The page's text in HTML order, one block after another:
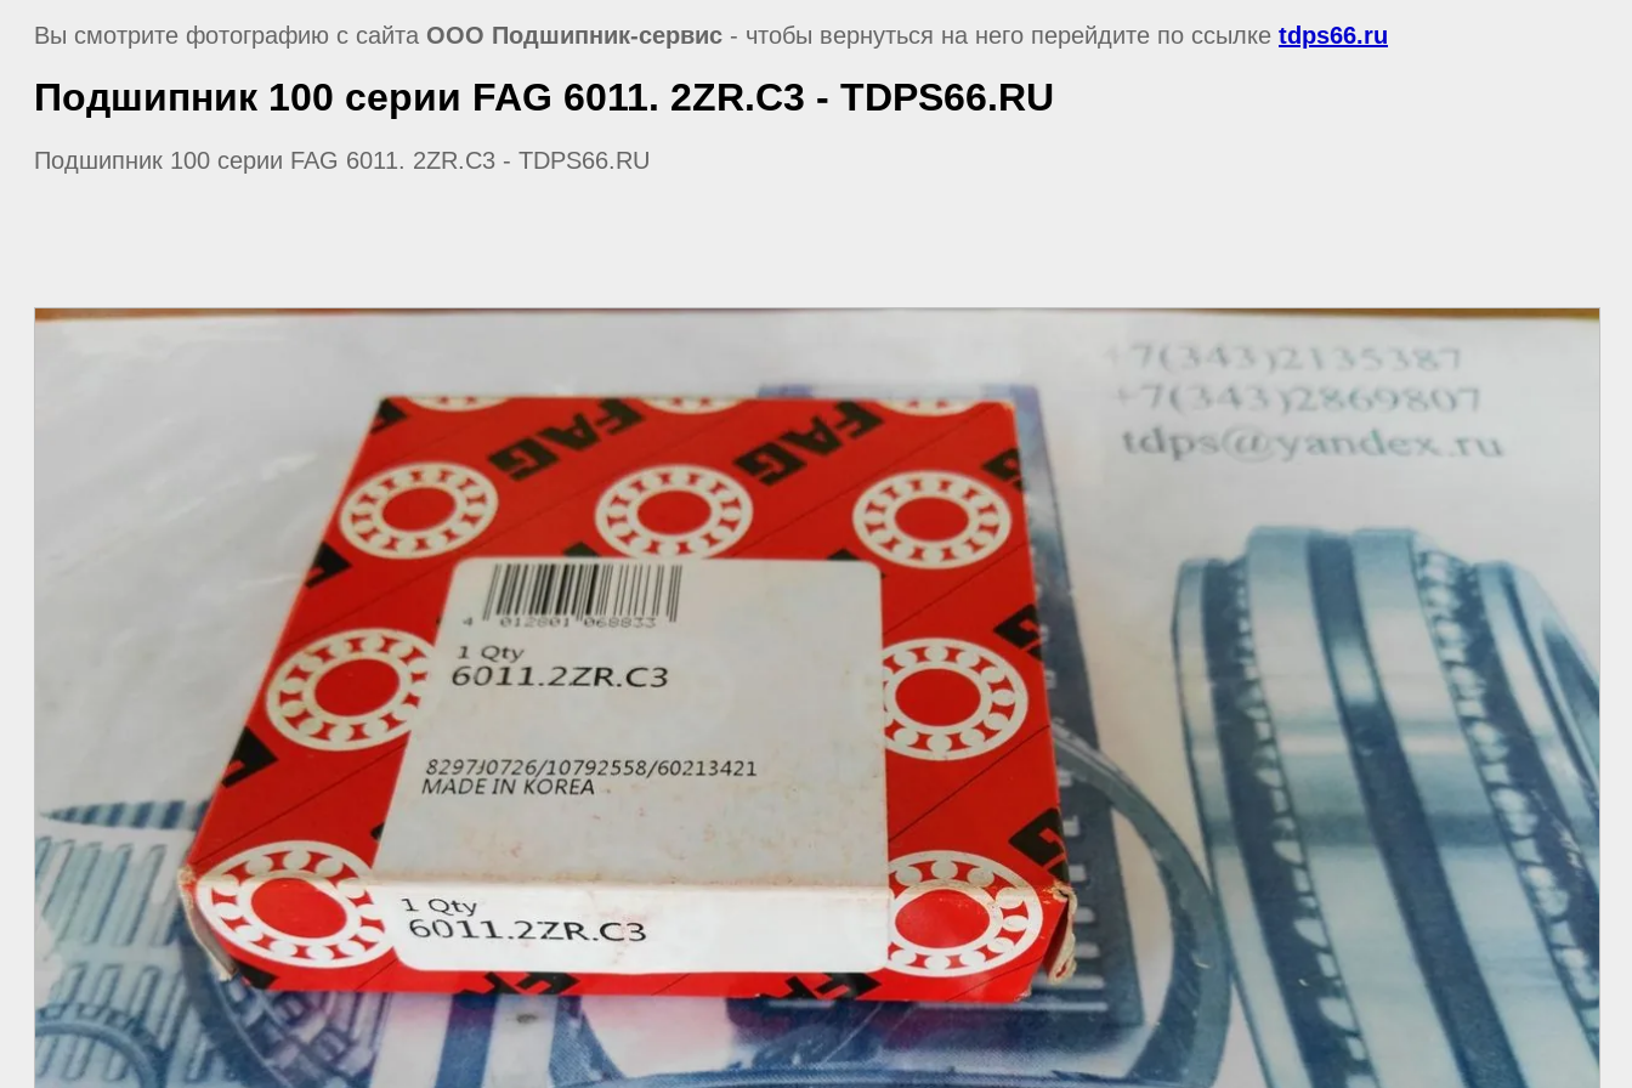
Вы смотрите фотографию с сайта ООО Подшипник-сервис - чтобы вернуться на него перейдите по ссылке tdps66.ru
Подшипник 100 серии FAG 6011. 2ZR.C3 - TDPS66.RU
Подшипник 100 серии FAG 6011. 2ZR.C3 - TDPS66.RU